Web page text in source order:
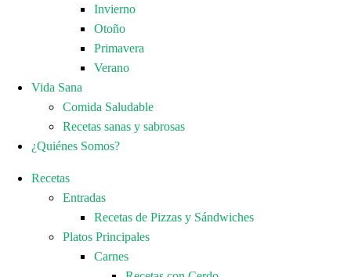
Invierno
Otoño
Primavera
Verano
Vida Sana
Comida Saludable
Recetas sanas y sabrosas
¿Quiénes Somos?
Recetas
Entradas
Recetas de Pizzas y Sándwiches
Platos Principales
Carnes